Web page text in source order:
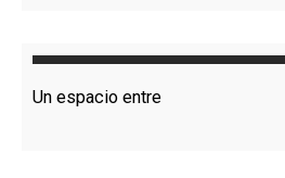
Un espacio entre